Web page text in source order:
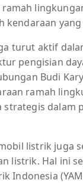
kendaraan
turut aktif
pengisian
Budi
ramah
dalam
listrik juga
listrik. Hal ini
Indonesia